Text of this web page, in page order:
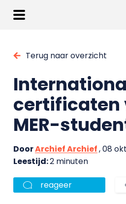
Terug naar overzicht
certificaten
MER-
DoorArchief Archief, 08
Leestijd:2 minuten
reageer